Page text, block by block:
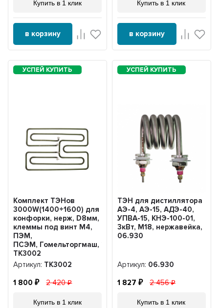
Купить в 1 клик
в корзину
Купить в 1 клик
в корзину
Комплект ТЭНов
3000W(1400+1600) для
конфорки, нерж, D8мм,
клеммы под винт М4,
ПЭМ,
ПСЭМ, Гомельторгмаш, 230V,
ТК3002
Артикул: ТК3002
1 800 2 420
Купить в 1 клик
ТЭН для дистиллятора
АЭ-4, АЭ-15, АДЭ-40,
УПВА-15, КНЭ-100-01,
3кВт, M18, нержавейка,
06.930
Артикул: 06.930
1 827 2 456
Купить в 1 клик